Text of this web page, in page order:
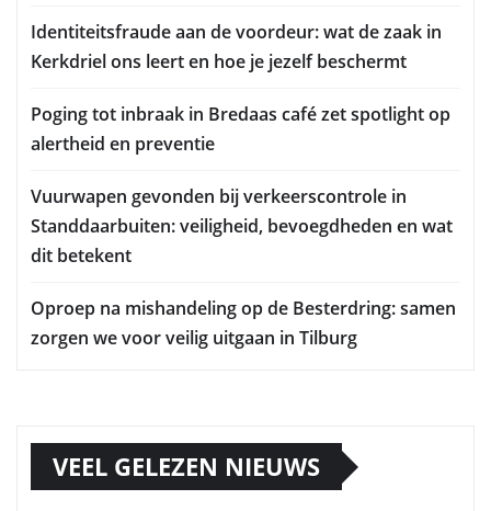
Identiteitsfraude aan de voordeur: wat de zaak in
Kerkdriel ons leert en hoe je jezelf beschermt
Poging tot inbraak in Bredaas café zet spotlight op
alertheid en preventie
Vuurwapen gevonden bij verkeerscontrole in
Standdaarbuiten: veiligheid, bevoegdheden en wat
dit betekent
Oproep na mishandeling op de Besterdring: samen
zorgen we voor veilig uitgaan in Tilburg
VEEL GELEZEN NIEUWS